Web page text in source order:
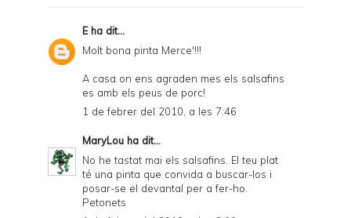
Eha dit...
Molt bona pinta Merce'!!!
A casa on ens agraden mes els salsafins
es amb els peus de porc!
1 de febrer del 2010, a les 7:46
MaryLou ha dit...
No he tastat mai els salsafins. El teu plat
té una pinta que convida a buscar-los i
posar-se el devantal per a fer-ho.
Petonets